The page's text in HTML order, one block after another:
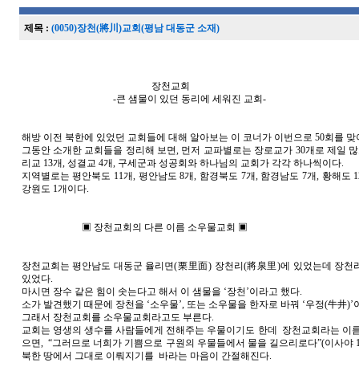
제목 : (0050)장천(將川)교회(평남 대동군 소재)
장천교회
-큰 샘물이 있던 동리에 세워진 교회-
해방 이전 북한에 있었던 교회들에 대해 알아보는 이 코너가 이번으로 50회를 맞
그동안 소개한 교회들을 정리해 보면, 먼저 교파별로는 장로교가 30개로 제일
리교 13개, 성결교 4개, 구세군과 성공회와 하나님의 교회가 각각 하나씩이다.
지역별로는 평안북도 11개, 평안남도 8개, 함경북도 7개, 함경남도 7개, 황해도
강원도 1개이다.
▣ 장천교회의 다른 이름 소우물교회 ▣
장천교회는 평안남도 대동군 율리면(栗里面) 장천리(將泉里)에 있었는데 장천
있었다.
마시면 장수 같은 힘이 솟는다고 해서 이 샘물을 ‘장천’이라고 했다.
소가 발견했기 때문에 장천을 ‘소우물’, 또는 소우물을 한자로 바꿔 ‘우정(牛井)’
그래서 장천교회를 소우물교회라고도 부른다.
교회는 영생의 생수를 사람들에게 전해주는 우물이기도 한데 장천교회라는 이
으면, “그러므로 너희가 기쁨으로 구원의 우물들에서 물을 길으리로다”(이사야
북한 땅에서 그대로 이뤄지기를 바라는 마음이 간절해진다.